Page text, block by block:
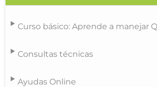
Curso básico: Aprende a manejar
Consultas técnicas
Ayudas Online